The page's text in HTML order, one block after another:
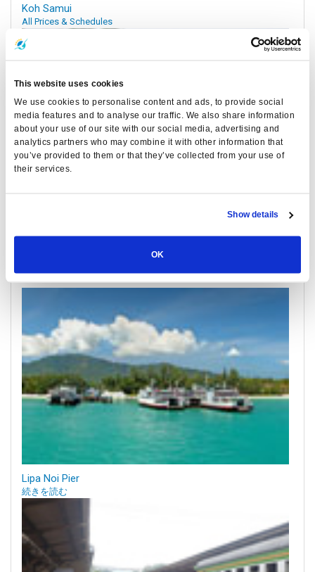
This website uses cookies
We use cookies to personalise content and ads, to provide social
media features and to analyse our traffic. We also share information
about your use of our site with our social media, advertising and
analytics partners who may combine it with other information that
you’ve provided to them or that they’ve collected from your use of
their services.
Show details
OK
Koh Samui
All Prices & Schedules
Lipa Noi Pier
続きを読む